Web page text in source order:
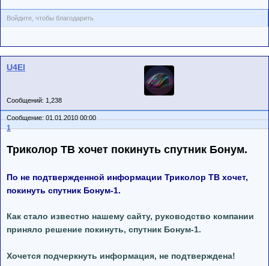
Войдите, чтобы благодарить
U4El
Сообщений: 1,238
Сообщение: 01.01.2010 00:00
1
Триколор ТВ хочет покинуть спутник Бонум.
По не подтвержденной информации Триколор ТВ хочет,
покинуть спутник Бонум-1.
Как стало известно нашему сайту, руководство компании
приняло решение покинуть, спутник Бонум-1.
Хочется подчеркнуть информация, не подтверждена!